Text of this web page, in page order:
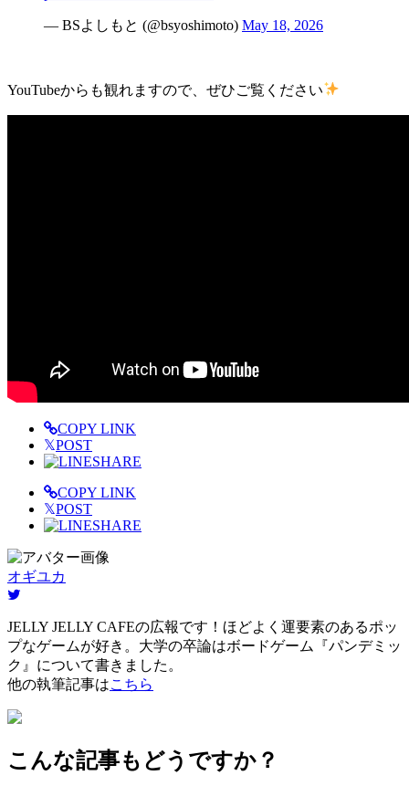
— BSよしもと (@bsyoshimoto) May 18, 2026
YouTubeからも観れますので、ぜひご覧ください
COPY LINK
𝕏POST
SHARE
COPY LINK
𝕏POST
SHARE
オギユカ
JELLY JELLY CAFEの広報です！ほどよく運要素のあるポッ
プなゲームが好き。大学の卒論はボードゲーム『パンデミッ
ク』について書きました。
他の執筆記事はこちら
こんな記事もどうですか？